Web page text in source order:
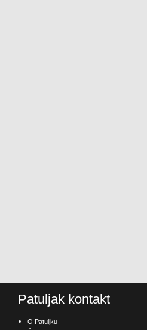
Patuljak kontakt
O Patuljku